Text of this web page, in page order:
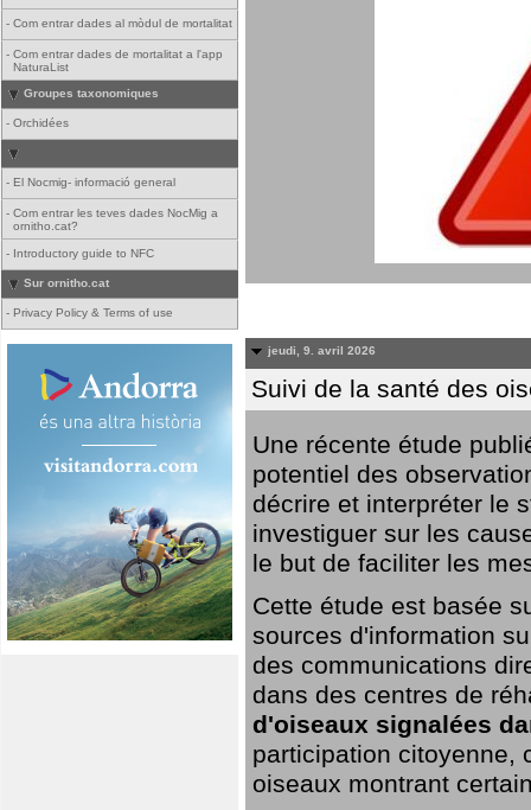
- Com entrar dades al mòdul de mortalitat
- Com entrar dades de mortalitat a l'app
NaturaList
Groupes taxonomiques
- Orchidées
- El Nocmig- informació general
- Com entrar les teves dades NocMig a
ornitho.cat?
- Introductory guide to NFC
Sur ornitho.cat
- Privacy Policy & Terms of use
jeudi, 9. avril 2026
Suivi de la santé des
Une récente étude
potentiel des
décrire et interpréter le
investiguer sur les
le but de faciliter les
Cette étude est basée
sources d'information
des communications
dans des centres de
d'oiseaux signalées
participation citoyenne,
oiseaux montrant